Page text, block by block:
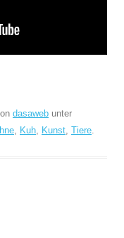
dasaweb unter
, Kuh, Kunst, Tiere.